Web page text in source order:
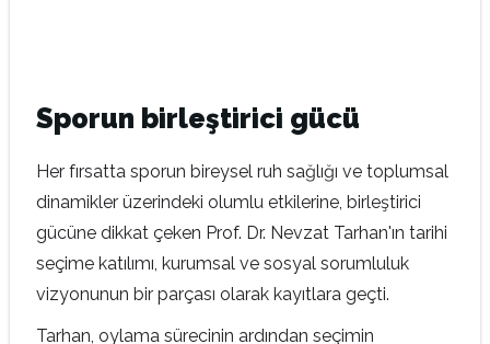
Sporun birleştirici gücü
Her fırsatta sporun bireysel ruh sağlığı ve toplumsal
dinamikler üzerindeki olumlu etkilerine, birleştirici
gücüne dikkat çeken Prof. Dr. Nevzat Tarhan'ın tarihi
seçime katılımı, kurumsal ve sosyal sorumluluk
vizyonunun bir parçası olarak kayıtlara geçti.
Tarhan, oylama sürecinin ardından seçimin